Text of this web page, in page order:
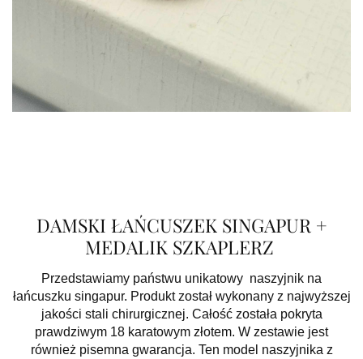
DAMSKI ŁAŃCUSZEK SINGAPUR +
MEDALIK SZKAPLERZ
Przedstawiamy państwu unikatowy naszyjnik na
łańcuszku singapur. Produkt został wykonany z najwyższej
jakości stali chirurgicznej. Całość została pokryta
prawdziwym 18 karatowym złotem. W zestawie jest
również pisemna gwarancja. Ten model naszyjnika z